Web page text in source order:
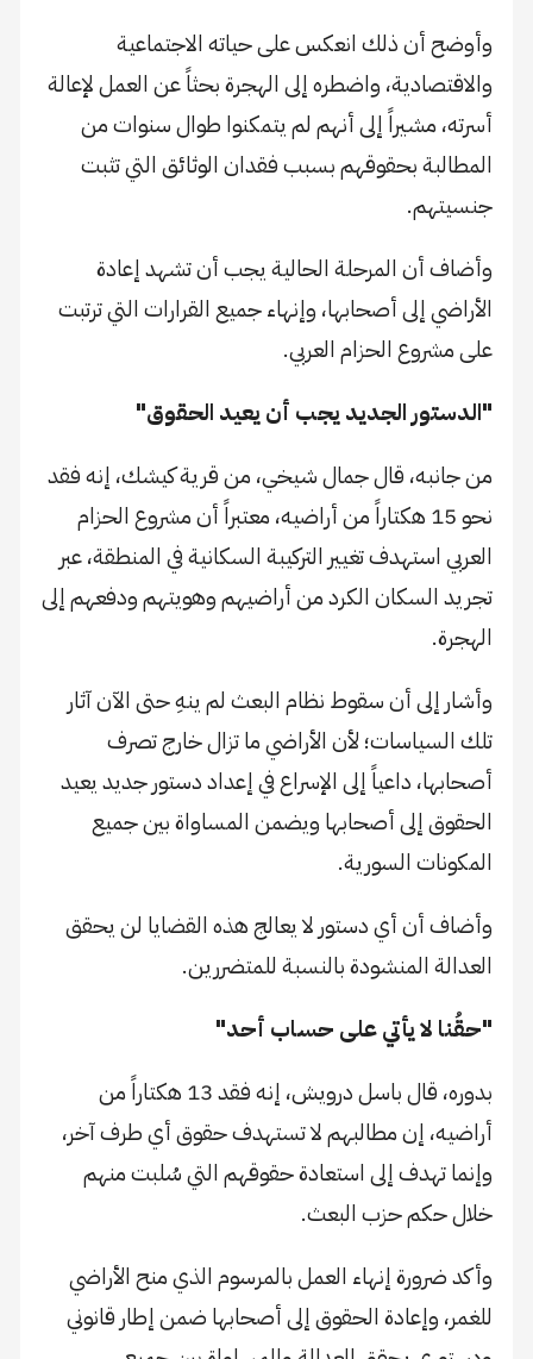
وأوضح أن ذلك انعكس على حياته الاجتماعية
والاقتصادية، واضطره إلى الهجرة بحثاً عن العمل لإعالة
أسرته، مشيراً إلى أنهم لم يتمكنوا طوال سنوات من
المطالبة بحقوقهم بسبب فقدان الوثائق التي تثبت
جنسيتهم.
وأضاف أن المرحلة الحالية يجب أن تشهد إعادة
الأراضي إلى أصحابها، وإنهاء جميع القرارات التي ترتبت
على مشروع الحزام العربي.
"الدستور الجديد يجب أن يعيد الحقوق"
من جانبه، قال جمال شيخي، من قرية كيشك، إنه فقد
نحو 15 هكتاراً من أراضيه، معتبراً أن مشروع الحزام
العربي استهدف تغيير التركيبة السكانية في المنطقة، عبر
تجريد السكان الكرد من أراضيهم وهويتهم ودفعهم إلى
الهجرة.
وأشار إلى أن سقوط نظام البعث لم ينهِ حتى الآن آثار
تلك السياسات؛ لأن الأراضي ما تزال خارج تصرف
أصحابها، داعياً إلى الإسراع في إعداد دستور جديد يعيد
الحقوق إلى أصحابها ويضمن المساواة بين جميع
المكونات السورية.
وأضاف أن أي دستور لا يعالج هذه القضايا لن يحقق
العدالة المنشودة بالنسبة للمتضررين.
"حقُنا لا يأتي على حساب أحد"
بدوره، قال باسل درويش، إنه فقد 13 هكتاراً من
أراضيه، إن مطالبهم لا تستهدف حقوق أي طرف آخر،
وإنما تهدف إلى استعادة حقوقهم التي سُلبت منهم
خلال حكم حزب البعث.
وأكد ضرورة إنهاء العمل بالمرسوم الذي منح الأراضي
للغمر، وإعادة الحقوق إلى أصحابها ضمن إطار قانوني